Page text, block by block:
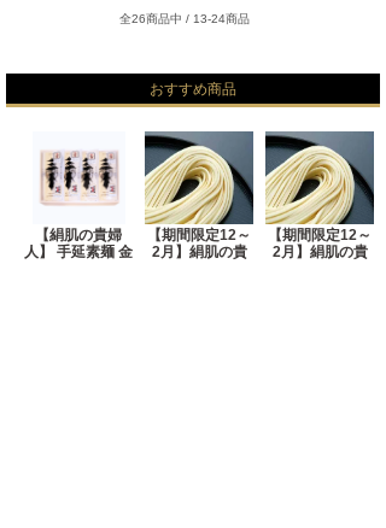
全26商品中 / 13-24商品
おすすめ商品
【絹肌の貴婦
人】 手延素麺 金
【期間限定12～
2月】絹肌の貴
【期間限定12～
2月】絹肌の貴